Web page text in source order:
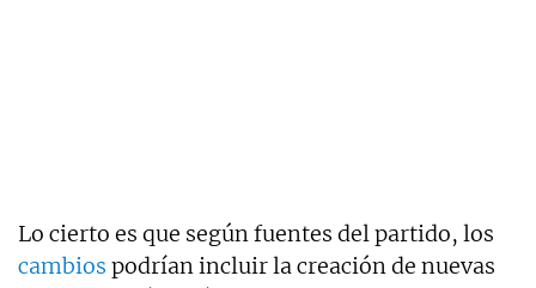
Lo cierto es que según fuentes del partido, los
cambios podrían incluir la creación de nuevas